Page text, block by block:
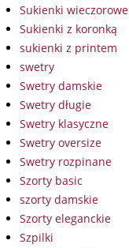
Sukienki wieczorowe
Sukienki z koronką
sukienki z printem
swetry
Swetry damskie
Swetry długie
Swetry klasyczne
Swetry oversize
Swetry rozpinane
Szorty basic
szorty damskie
Szorty eleganckie
Szpilki